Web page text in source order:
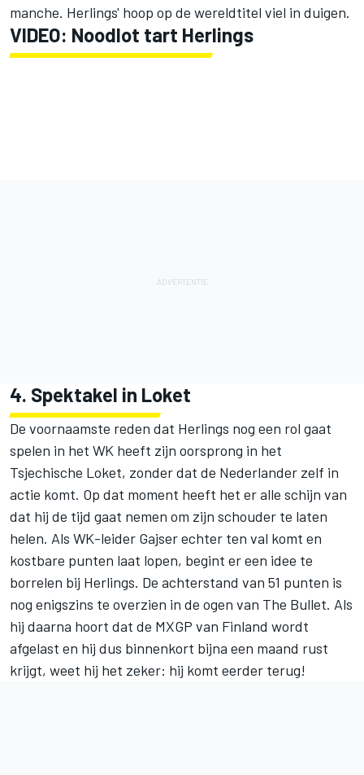
manche. Herlings' hoop op de wereldtitel viel in duigen.
VIDEO: Noodlot tart Herlings
4. Spektakel in Loket
De voornaamste reden dat Herlings nog een rol gaat
spelen in het WK heeft zijn oorsprong in het
Tsjechische Loket, zonder dat de Nederlander zelf in
actie komt. Op dat moment heeft het er alle schijn van
dat hij de tijd gaat nemen om zijn schouder te laten
helen. Als WK-leider Gajser echter ten val komt en
kostbare punten laat lopen, begint er een idee te
borrelen bij Herlings. De achterstand van 51 punten is
nog enigszins te overzien in de ogen van The Bullet. Als
hij daarna hoort dat de MXGP van Finland wordt
afgelast en hij dus binnenkort bijna een maand rust
krijgt, weet hij het zeker: hij komt eerder terug!